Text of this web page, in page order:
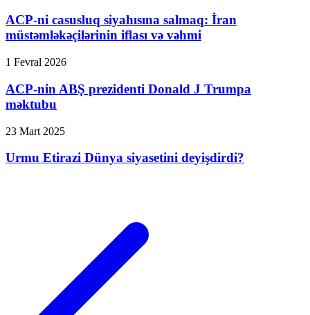
ACP-ni casusluq siyahısına salmaq: İran
müstəmləkəçilərinin iflası və vəhmi
1 Fevral 2026
ACP-nin ABŞ prezidenti Donald J Trumpa
məktubu
23 Mart 2025
Urmu Etirazi Dünya siyasetini deyişdirdi?